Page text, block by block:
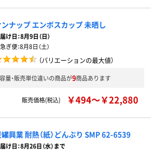
ナップ エンボスカップ 未晒し
け日：8月9日（日）
ぎ便：8月8日（土）
（バリエーションの最大値）
容量・販売単位違いの商品が9商品あります
販売価格(税込) ￥494～￥22,880
興業 耐熱（紙）どんぶり SMP 62-6539
け日：8月26日（水）まで